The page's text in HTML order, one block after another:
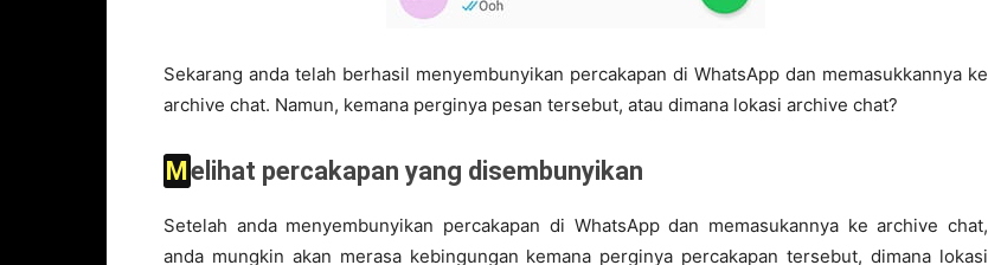
Sekarang anda telah berhasil menyembunyikan percakapan di WhatsApp dan memasukkannya ke
archive chat. Namun, kemana perginya pesan tersebut, atau dimana lokasi archive chat?
Melihat percakapan yang disembunyikan
Setelah anda menyembunyikan percakapan di WhatsApp dan memasukannya ke archive chat,
anda mungkin akan merasa kebingungan kemana perginya percakapan tersebut, dimana lokasi